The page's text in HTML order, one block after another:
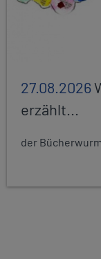
27.08.2026
erzählt...
der Bücherwurm